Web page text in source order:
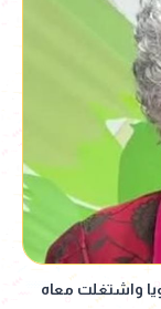
واشتغلت معاه